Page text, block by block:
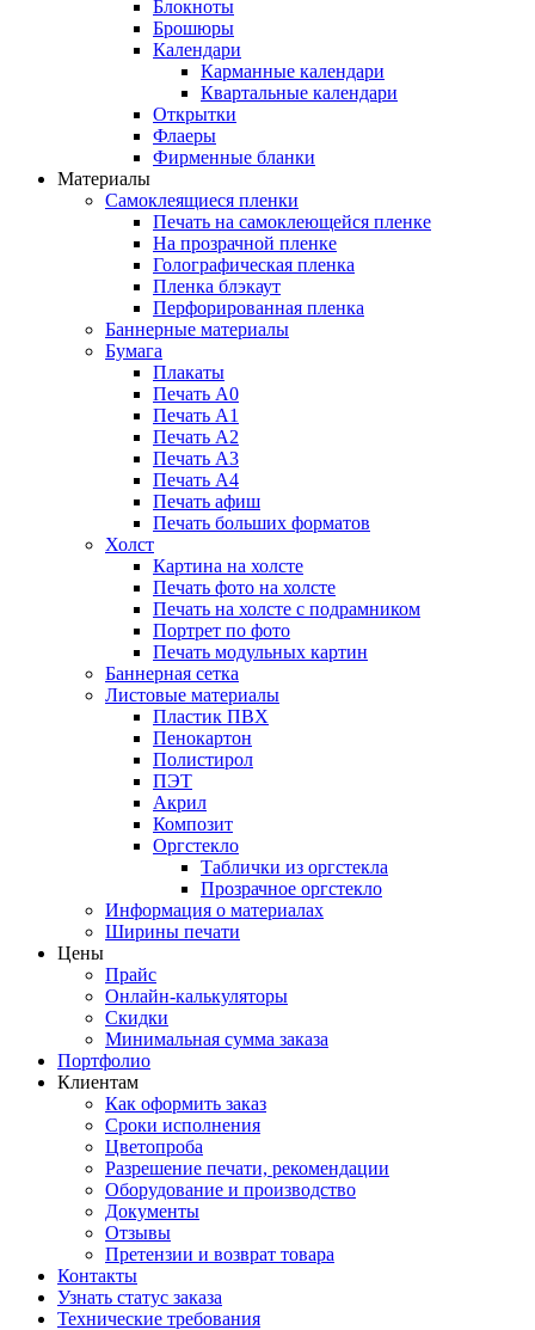
Блокноты
Брошюры
Календари
Карманные календари
Квартальные календари
Открытки
Флаеры
Фирменные бланки
Материалы
Самоклеящиеся пленки
Печать на самоклеющейся пленке
На прозрачной пленке
Голографическая пленка
Пленка блэкаут
Перфорированная пленка
Баннерные материалы
Бумага
Плакаты
Печать А0
Печать А1
Печать А2
Печать А3
Печать А4
Печать афиш
Печать больших форматов
Холст
Картина на холсте
Печать фото на холсте
Печать на холсте с подрамником
Портрет по фото
Печать модульных картин
Баннерная сетка
Листовые материалы
Пластик ПВХ
Пенокартон
Полистирол
ПЭТ
Акрил
Композит
Оргстекло
Таблички из оргстекла
Прозрачное оргстекло
Информация о материалах
Ширины печати
Цены
Прайс
Онлайн-калькуляторы
Скидки
Минимальная сумма заказа
Портфолио
Клиентам
Как оформить заказ
Сроки исполнения
Цветопроба
Разрешение печати, рекомендации
Оборудование и производство
Документы
Отзывы
Претензии и возврат товара
Контакты
Узнать статус заказа
Технические требования